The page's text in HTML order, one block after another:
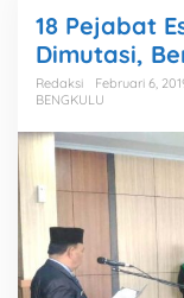
18 Pejabat
Dimutasi,
Redaksi
Februari 6,
BENGKULU